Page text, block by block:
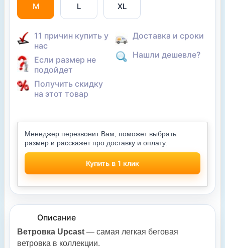
M L XL
11 причин купить у
нас
Если размер не
подойдет
Получить скидку
на этот товар
Доставка и сроки
Нашли дешевле?
Менеджер перезвонит Вам, поможет выбрать
размер и расскажет про доставку и оплату.
Купить в 1 клик
Описание
Ветровка Upcast — самая легкая беговая
ветровка в коллекции.